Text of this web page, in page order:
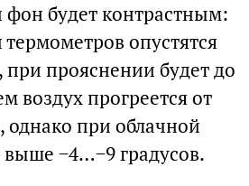
будет контрастным:
опустятся
при прояснении будет до
воздух прогреется от
однако при облачной
выше −4…−9 градусов.